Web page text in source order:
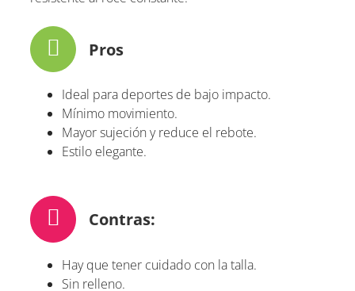
Pros
Ideal para deportes de bajo impacto.
Mínimo movimiento.
Mayor sujeción y reduce el rebote.
Estilo elegante.
Contras:
Hay que tener cuidado con la talla.
Sin relleno.